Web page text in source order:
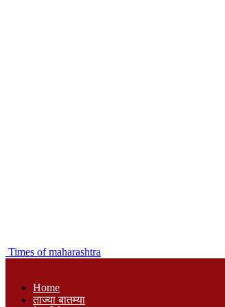
Times of maharashtra
Home
ताज्या बातम्या